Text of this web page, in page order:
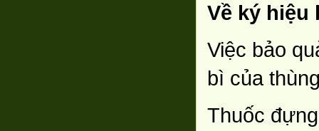
Về ký hiệu
Việc bảo
bì của
Thuốc